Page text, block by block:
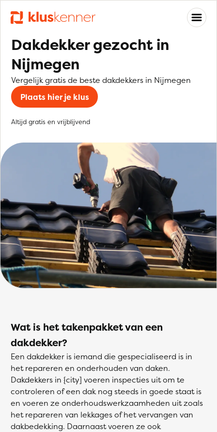
Dakdekker gezocht in
Nijmegen
Vergelijk gratis de beste dakdekkers in Nijmegen
Plaats hier je klus
Altijd gratis en vrijblijvend
Wat is het takenpakket van een
dakdekker?
Een dakdekker is iemand die gespecialiseerd is in
het repareren en onderhouden van daken.
Dakdekkers in {city] voeren inspecties uit om te
controleren of een dak nog steeds in goede staat is
en voeren ze onderhoudswerkzaamheden uit zoals
het repareren van lekkages of het vervangen van
dakbedekking. Daarnaast voeren ze ook